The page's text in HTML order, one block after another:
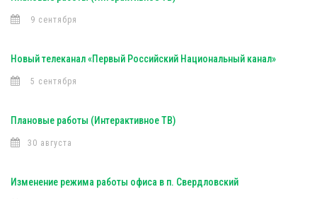
9 сентября
Новый телеканал «Первый Российский Национальный канал»
5 сентября
Плановые работы (Интерактивное ТВ)
30 августа
Изменение режима работы офиса в п. Свердловский